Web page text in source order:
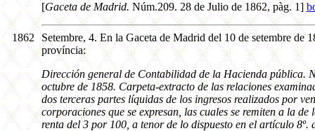
[Gaceta de Madrid. Núm.209. 28 de Julio de 1862, pàg. 1]
1862
Setembre, 4. En la Gaceta de Madrid del 10 de setembre de
província:
Dirección general de Contabilidad de la Hacienda pública.
octubre de 1858. Carpeta-extracto de las relaciones
dos terceras partes líquidas de los ingresos realizados por
corporaciones que se expresan, las cuales se remiten a la
renta del 3 por 100, a tenor de lo dispuesto en el artículo 8º.